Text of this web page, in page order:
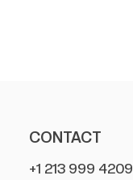
CONTACT
+1 213 999 4209